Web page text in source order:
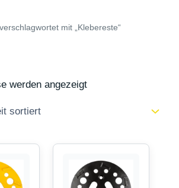
mit „Klebereste“
werden angezeigt